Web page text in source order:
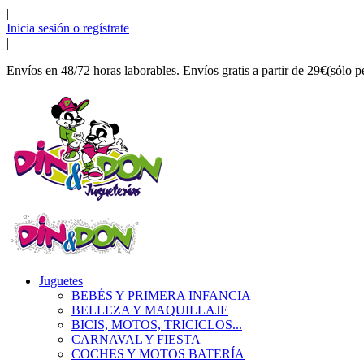
|
Inicia sesión o regístrate
|
Envíos en 48/72 horas laborables. Envíos gratis a partir de 29€(sólo
Juguetes
BEBÉS Y PRIMERA INFANCIA
BELLEZA Y MAQUILLAJE
BICIS, MOTOS, TRICICLOS...
CARNAVAL Y FIESTA
COCHES Y MOTOS BATERÍA